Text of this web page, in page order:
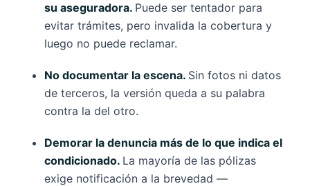
su aseguradora. Puede ser tentador para
evitar trámites, pero invalida la cobertura y
luego no puede reclamar.
No documentar la escena. Sin fotos ni datos
de terceros, la versión queda a su palabra
contra la del otro.
Demorar la denuncia más de lo que indica el
condicionado. La mayoría de las pólizas
exige notificación a la brevedad —